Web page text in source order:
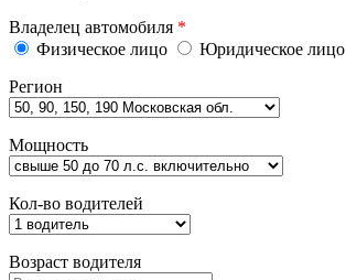
Владелец автомобиля *
Физическое лицо
Юридическое лицо
Регион
Мощность
Кол-во водителей
Возраст водителя